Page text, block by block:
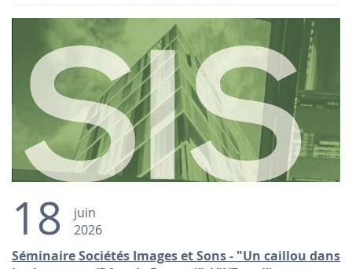
18
juin
2026
Séminaire Sociétés Images et Sons - "Un caillou dans